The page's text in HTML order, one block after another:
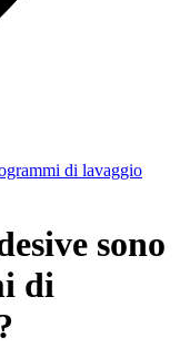
di lavaggio
sono
di